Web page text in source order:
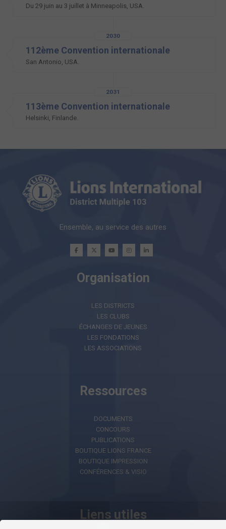
Du 29 juin au 3 juillet à Minneapolis, USA.
2030
112ème Convention internationale
San Antonio, USA.
2031
113ème Convention internationale
Helsinki, Finlande.
Ensemble, au service des autres
Organisation
LES DISTRICTS
LES CLUBS
ÉCHANGES DE JEUNES
LES FONDATIONS
LES ASSOCIATIONS
Ressources
DOCUMENTS
CONCOURS
PUBLICATIONS
BOUTIQUE LIONS FRANCE
BOUTIQUE IMPRESSION
CONFÉRENCES & VISIO
Liens utiles